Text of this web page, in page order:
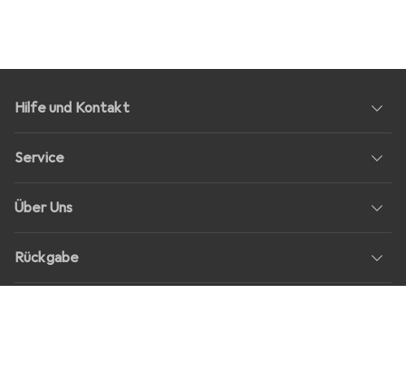
Hilfe und Kontakt
Service
Über Uns
Rückgabe